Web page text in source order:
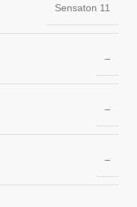
Sensaton 11
–
–
–